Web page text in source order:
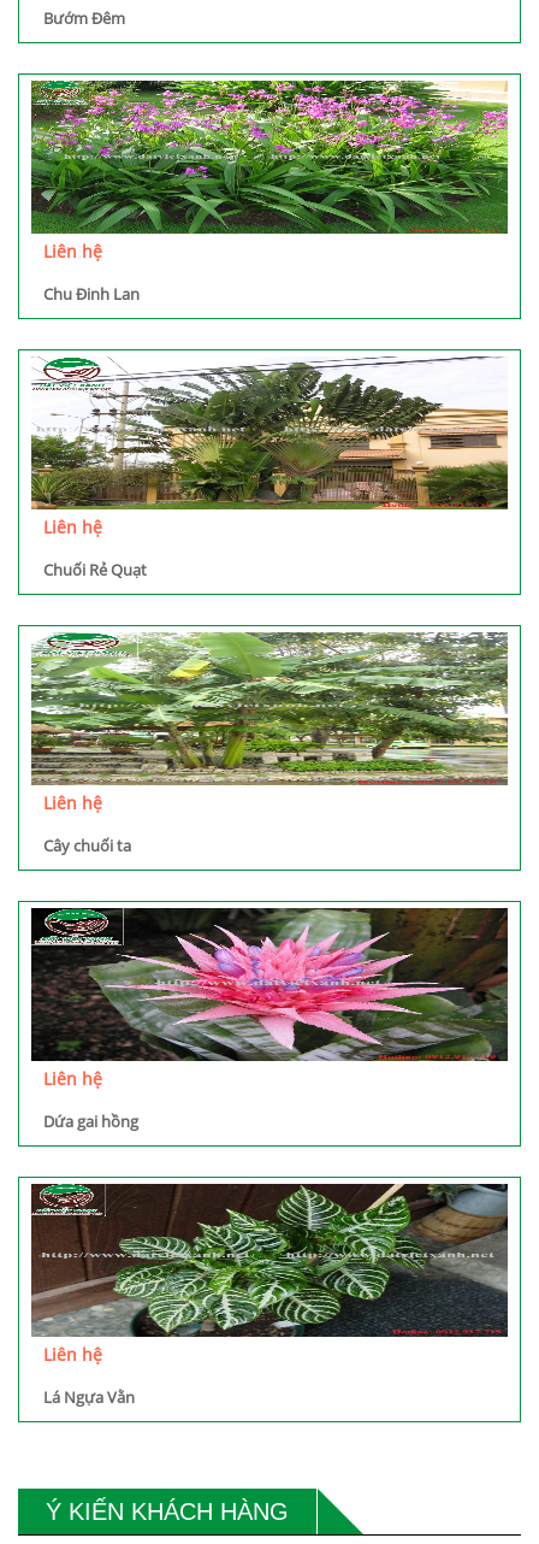
Bướm Đêm
Liên hệ
Chu Đinh Lan
Liên hệ
Chuối Rẻ Quạt
Liên hệ
Cây chuối ta
Liên hệ
Dứa gai hồng
Liên hệ
Lá Ngựa Vằn
Ý KIẾN KHÁCH HÀNG